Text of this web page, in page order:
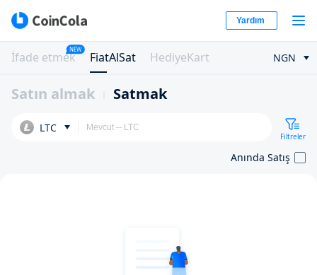
Yardım
İfade etmek
NEW
FiatAlSat HediyeKart NGN
Satın almak Satmak
LTC
Filtreler
Anında Satış